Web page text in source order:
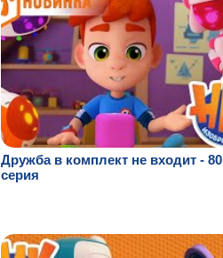
Дружба в комплект не входит - 80
серия